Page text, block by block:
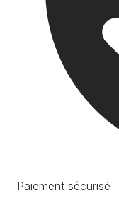
Paiement sécurisé